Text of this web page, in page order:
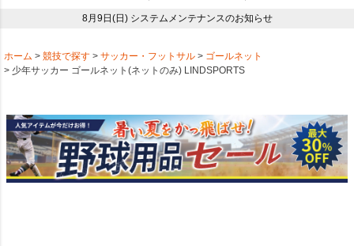
8月9日(日) システムメンテナンスのお知らせ
ホーム 競技で探す サッカー・フットサル
ゴールネット
少年サッカー ゴールネット(ネットのみ) LINDSPORTS